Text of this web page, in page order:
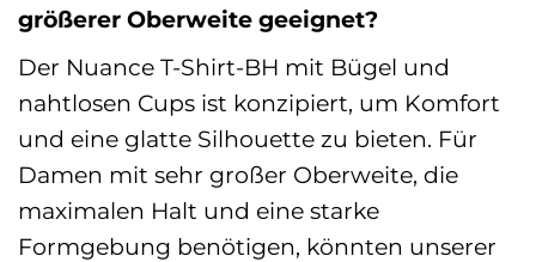
größerer Oberweite geeignet?
Der Nuance T-Shirt-BH mit Bügel und
nahtlosen Cups ist konzipiert, um Komfort
und eine glatte Silhouette zu bieten. Für
Damen mit sehr großer Oberweite, die
maximalen Halt und eine starke
Formgebung benötigen, könnten unserer